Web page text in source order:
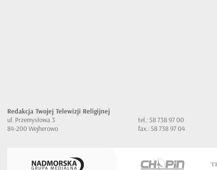
Redakcja Twojej Telewizji Religijnej
ul. Przemysłowa 3
84-200 Wejherowo
tel.: 58 738 97 00
fax.: 58 738 97 04